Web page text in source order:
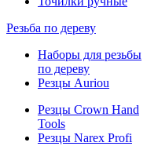
Резьба по дереву
Наборы для резьбы
по дереву
Резцы Auriou
Резцы Crown Hand
Tools
Резцы Narex Profi